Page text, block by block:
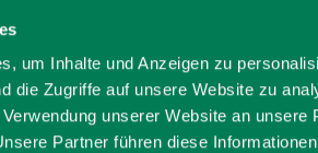
um Inhalte und Anzeigen zu
die Zugriffe auf unsere Website zu
unserer Website an unsere
Partner führen diese